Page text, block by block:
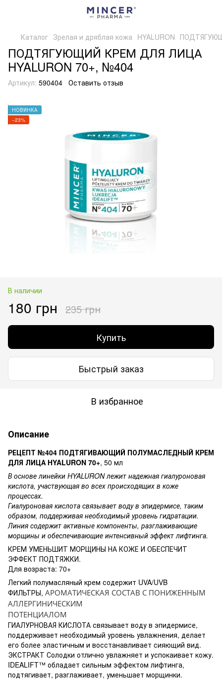
Каталог Зрелая и дряблая кожа HYALURON
ПОДТЯГУЮЩИЙ КРЕМ ДЛЯ ЛИЦА
HYALURON 70+, №404
Артикул: 590404 Оставить отзыв
НОВИНКА
−23%
В наличии
180 грн 235 грн
Купить
Быстрый заказ
В избранное
Описание
РЕЦЕПТ №404 ПОДТЯГИВАЮЩИЙ ПОЛУМАСЛЕДНЫЙ КРЕМ
ДЛЯ ЛИЦА HYALURON 70+, 50 мл
В основе линейки HYALURON лежит надежная гиалуроновая
кислота, участвующая во всех происходящих в коже
процессах.
Гиалуроновая кислота связывает воду в эпидермисе, таким
образом, поддерживая необходимый уровень гидратации.
Линия содержит активные компоненты, разглаживающие
морщины и обеспечивающие интенсивный эффект лифтинга.
КРЕМ УМЕНЬШИТ МОРЩИНЫ НА КОЖЕ И ОБЕСПЕЧИТ
ЭФФЕКТ ПОДТЯЖКИ.
Для возраста: 70+
Легкий полумасляный крем содержит UVA/UVB
ФИЛЬТРЫ, АРОМАТИЧЕСКАЯ СОСТАВ С ПОНИЖЕННЫМ
АЛЛЕРГИНИЧЕСКИМ
ПОТЕНЦИАЛОМ
ГИАЛУРНОВАЯ КИСЛОТА связывает воду в эпидермисе,
поддерживает необходимый уровень увлажнения, делает
его более эластичным и восстанавливает сияющий вид.
ЭКСТРАКТ Солодки отлично увлажняет и успокаивает кожу.
IDEALIFT™ обладает сильным эффектом лифтинга,
подтягивает, разглаживает, уменьшает морщинки.